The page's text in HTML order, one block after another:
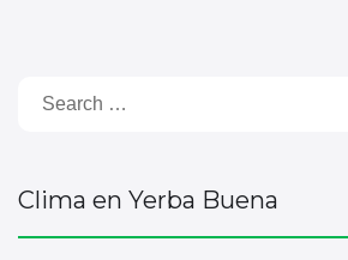
Clima en Yerba Buena